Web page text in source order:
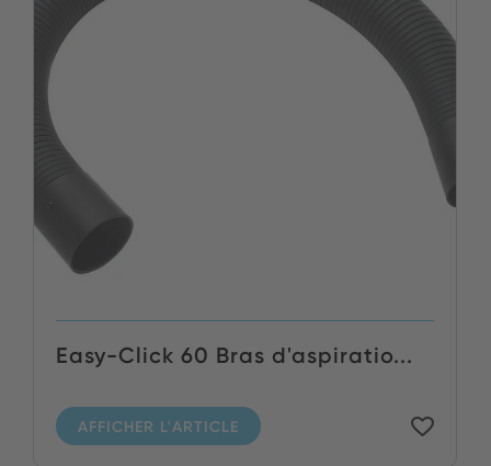
Easy-Click 60 Bras d'aspiratio...
AFFICHER L'ARTICLE